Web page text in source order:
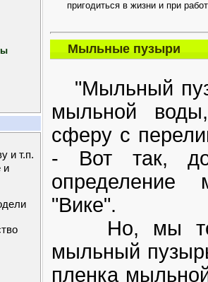
и т.п.
и
пригодиться в жизни и при
Мыльные пузыри
"Мыльный
мыльной
сферу с
- Вот так,
"Вике".
Но, мы то
мыльный
пленка